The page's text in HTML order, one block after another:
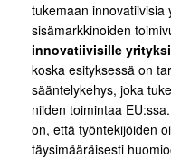
tukemaan innovatiivisia
sisämarkkinoiden
innovatiivisille
koska esityksessä on
sääntelykehys, joka
niiden toimintaa
on, että työntekijöiden
täysimääräisesti